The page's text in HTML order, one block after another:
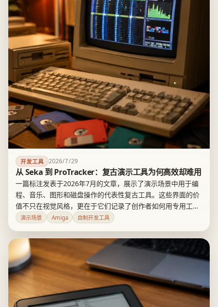
开发工具 2026/7/29
从 Seka 到 ProTracker：复古演示工具为何高效却难用
一篇标注发表于2026年7月的文章，展示了演示场景中用于编
程、音乐、图形和磁盘操作的代表性复古工具。这些界面的价
值不只在视觉风格，更在于它们记录了创作者如何用专用工具
绕开7MHz级CPU、有限内存和软盘限制；代价则是陡峭的学
演示场景 Amiga 自制开发工具